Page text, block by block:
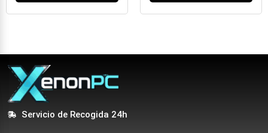
Servicio de Recogida 24h